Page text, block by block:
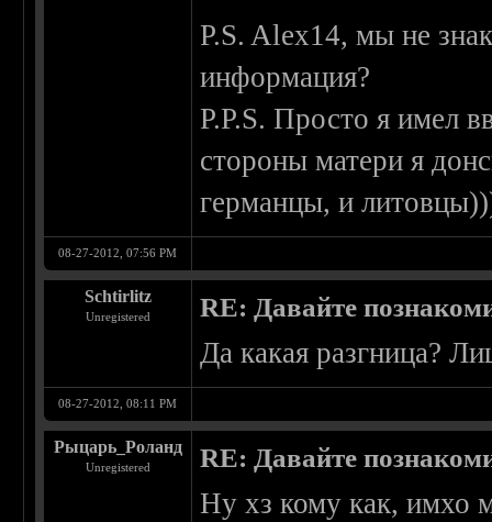
P.S. Alex14, мы не
информация?
P.P.S. Просто я имел
стороны матери я
германцы, и
08-27-2012, 07:56 PM
Schtirlitz
Unregistered RE: Давайте
Да какая разгница?
08-27-2012, 08:11 PM
Рыцарь_Роланд
Unregistered RE: Давайте
Ну хз кому как, имхо